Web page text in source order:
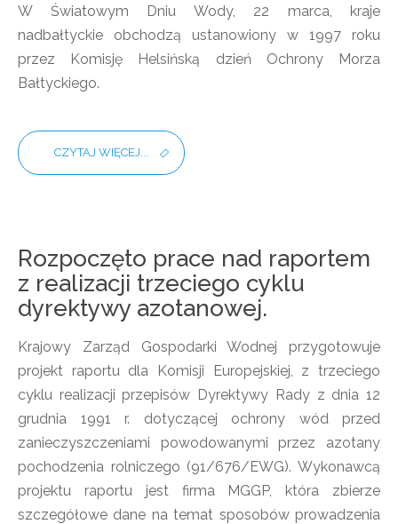
W Światowym Dniu Wody, 22 marca, kraje
nadbałtyckie obchodzą ustanowiony w 1997 roku
przez Komisję Helsińską dzień Ochrony Morza
Bałtyckiego.
CZYTAJ WIĘCEJ...
Rozpoczęto prace nad raportem
z realizacji trzeciego cyklu
dyrektywy azotanowej.
Krajowy Zarząd Gospodarki Wodnej przygotowuje
projekt raportu dla Komisji Europejskiej, z trzeciego
cyklu realizacji przepisów Dyrektywy Rady z dnia 12
grudnia 1991 r. dotyczącej ochrony wód przed
zanieczyszczeniami powodowanymi przez azotany
pochodzenia rolniczego (91/676/EWG). Wykonawcą
projektu raportu jest firma MGGP, która zbierze
szczegółowe dane na temat sposobów prowadzenia